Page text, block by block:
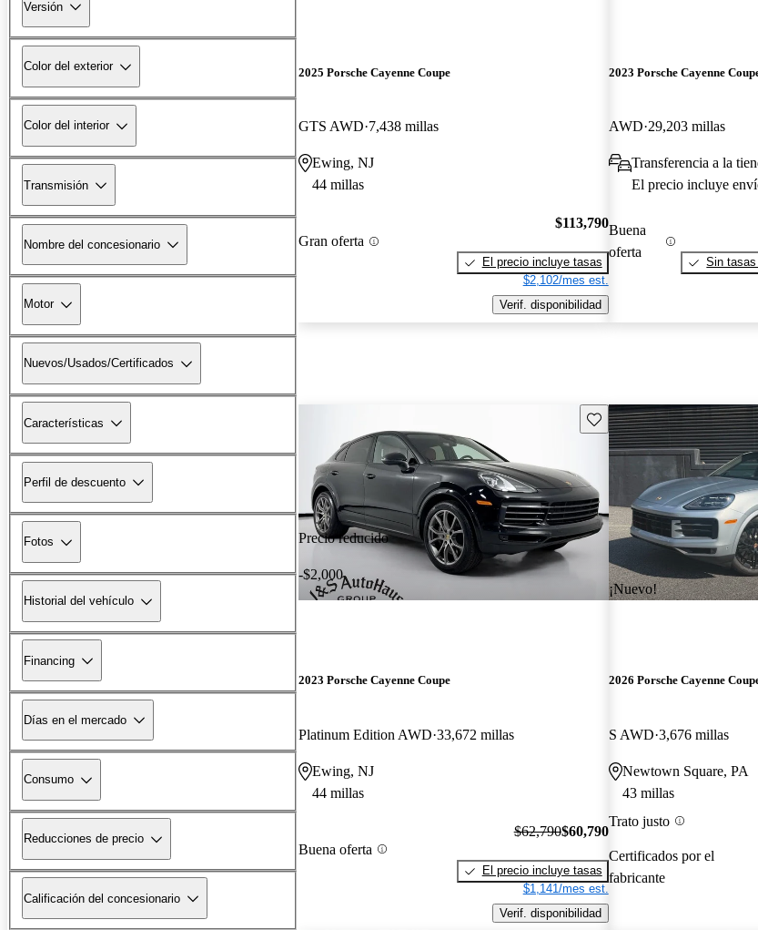
Versión
Color del exterior
Color del interior
Transmisión
Nombre del concesionario
Motor
Nuevos/Usados/Certificados
Características
Perfil de descuento
Fotos
Historial del vehículo
Financing
Días en el mercado
Consumo
Reducciones de precio
Calificación del concesionario
2025 Porsche Cayenne Coupe
GTS AWD 7,438 millas
Ewing, NJ
44 millas
Gran oferta
$113,790
El precio incluye tasas
$2,102/mes est.
Verif. disponibilidad
2023 Porsche Cayenne
AWD 29,203 millas
Transferencia a la
El precio incluye
Buena
oferta
Sin
Precio reducido
-$2,000
Guarda este Aviso
2023 Porsche Cayenne Coupe
Platinum Edition AWD 33,672 millas
Ewing, NJ
44 millas
Buena oferta
$62,790$60,790
El precio incluye tasas
$1,141/mes est.
Verif. disponibilidad
¡Nuevo!
2026 Porsche Cayenne
S AWD 3,676 millas
Newtown Square, PA
43 millas
Trato justo
Certificados por el
fabricante